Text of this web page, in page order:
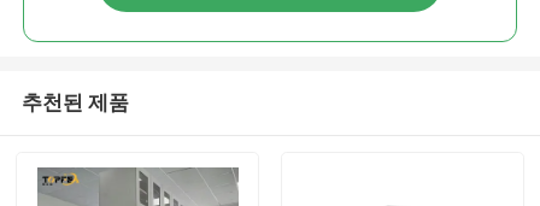
추천된 제품